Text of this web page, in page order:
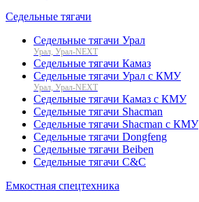
Седельные тягачи
Седельные тягачи Урал
Урал, Урал-NEXT
Седельные тягачи Камаз
Седельные тягачи Урал с КМУ
Урал, Урал-NEXT
Седельные тягачи Камаз с КМУ
Седельные тягачи Shacman
Седельные тягачи Shacman с КМУ
Седельные тягачи Dongfeng
Седельные тягачи Beiben
Седельные тягачи C&C
Емкостная спецтехника